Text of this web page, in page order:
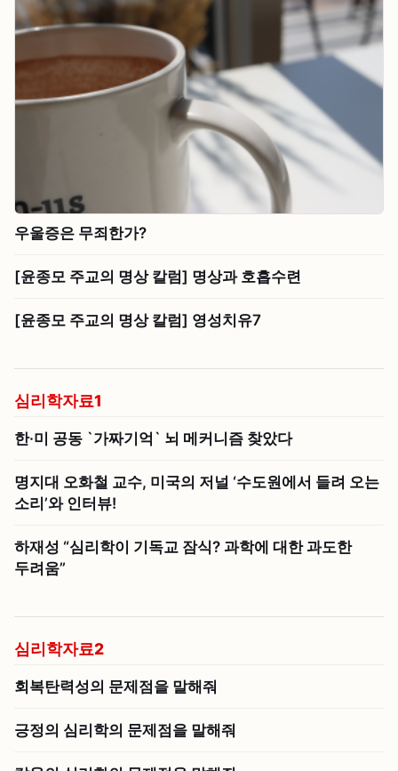
우울증은 무죄한가?
[윤종모 주교의 명상 칼럼] 명상과 호흡수련
[윤종모 주교의 명상 칼럼] 영성치유7
심리학자료1
한·미 공동 `가짜기억` 뇌 메커니즘 찾았다
명지대 오화철 교수, 미국의 저널 ‘수도원에서 들려 오는
소리’와 인터뷰!
하재성 “심리학이 기독교 잠식? 과학에 대한 과도한
두려움”
심리학자료2
회복탄력성의 문제점을 말해줘
긍정의 심리학의 문제점을 말해줘